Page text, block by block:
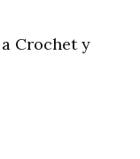
Crochet y